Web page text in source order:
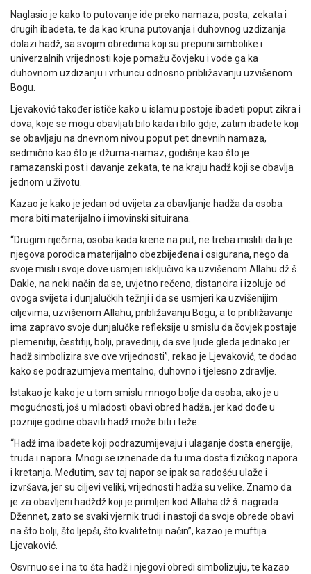
Naglasio je kako to putovanje ide preko namaza, posta, zekata i
drugih ibadeta, te da kao kruna putovanja i duhovnog uzdizanja
dolazi hadž, sa svojim obredima koji su prepuni simbolike i
univerzalnih vrijednosti koje pomažu čovjeku i vode ga ka
duhovnom uzdizanju i vrhuncu odnosno približavanju uzvišenom
Bogu.
Ljevaković također ističe kako u islamu postoje ibadeti poput zikra i
dova, koje se mogu obavljati bilo kada i bilo gdje, zatim ibadete koji
se obavljaju na dnevnom nivou poput pet dnevnih namaza,
sedmično kao što je džuma-namaz, godišnje kao što je
ramazanski post i davanje zekata, te na kraju hadž koji se obavlja
jednom u životu.
Kazao je kako je jedan od uvijeta za obavljanje hadža da osoba
mora biti materijalno i imovinski situirana.
“Drugim riječima, osoba kada krene na put, ne treba misliti da li je
njegova porodica materijalno obezbijeđena i osigurana, nego da
svoje misli i svoje dove usmjeri isključivo ka uzvišenom Allahu dž.š.
Dakle, na neki način da se, uvjetno rečeno, distancira i izoluje od
ovoga svijeta i dunjalučkih težnji i da se usmjeri ka uzvišenijim
ciljevima, uzvišenom Allahu, približavanju Bogu, a to približavanje
ima zapravo svoje dunjalučke refleksije u smislu da čovjek postaje
plemenitiji, čestitiji, bolji, pravedniji, da sve ljude gleda jednako jer
hadž simbolizira sve ove vrijednosti”, rekao je Ljevaković, te dodao
kako se podrazumjeva mentalno, duhovno i tjelesno zdravlje.
Istakao je kako je u tom smislu mnogo bolje da osoba, ako je u
mogućnosti, još u mladosti obavi obred hadža, jer kad dođe u
poznije godine obaviti hadž može biti i teže.
“Hadž ima ibadete koji podrazumijevaju i ulaganje dosta energije,
truda i napora. Mnogi se iznenade da tu ima dosta fizičkog napora
i kretanja. Međutim, sav taj napor se ipak sa radošću ulaže i
izvršava, jer su ciljevi veliki, vrijednosti hadža su velike. Znamo da
je za obavljeni hadždž koji je primljen kod Allaha dž.š. nagrada
Džennet, zato se svaki vjernik trudi i nastoji da svoje obrede obavi
na što bolji, što ljepši, što kvalitetniji način”, kazao je muftija
Ljevaković.
Osvrnuo se i na to šta hadž i njegovi obredi simbolizuju, te kazao